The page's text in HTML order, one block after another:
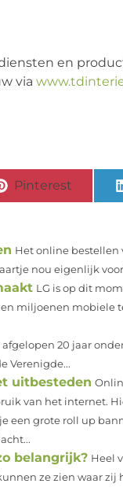
en
via
Pinterest
Het online bestellen
nou eigenlijk
LG is op dit
miljoenen mobiele
afgelopen 20 jaar
Verenigde...
uitbesteden
van het internet.
een grote roll up
belangrijk? Heel
ze zien waar